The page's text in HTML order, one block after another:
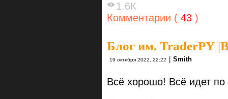
1.6К
Комментарии ( 43 )
Блог им. TraderPY |
19 октября 2022, 22:22 Smith
Всё хорошо! Всё идет по